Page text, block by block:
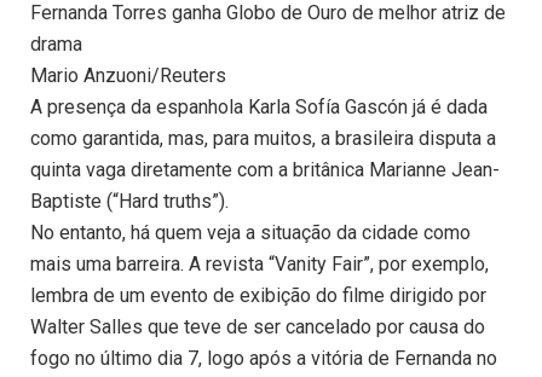
Fernanda Torres ganha Globo de Ouro de melhor atriz de
drama
Mario Anzuoni/Reuters
A presença da espanhola Karla Sofía Gascón já é dada
como garantida, mas, para muitos, a brasileira disputa a
quinta vaga diretamente com a britânica Marianne Jean-
Baptiste (“Hard truths”).
No entanto, há quem veja a situação da cidade como
mais uma barreira. A revista “Vanity Fair”, por exemplo,
lembra de um evento de exibição do filme dirigido por
Walter Salles que teve de ser cancelado por causa do
fogo no último dia 7, logo após a vitória de Fernanda no